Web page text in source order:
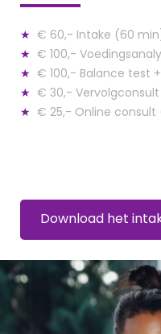
★ € 60,- Intake (60
★ € 100,-
★ € 100,- Balance test
★ € 30,-
★ € 25,- Online consult
Download het